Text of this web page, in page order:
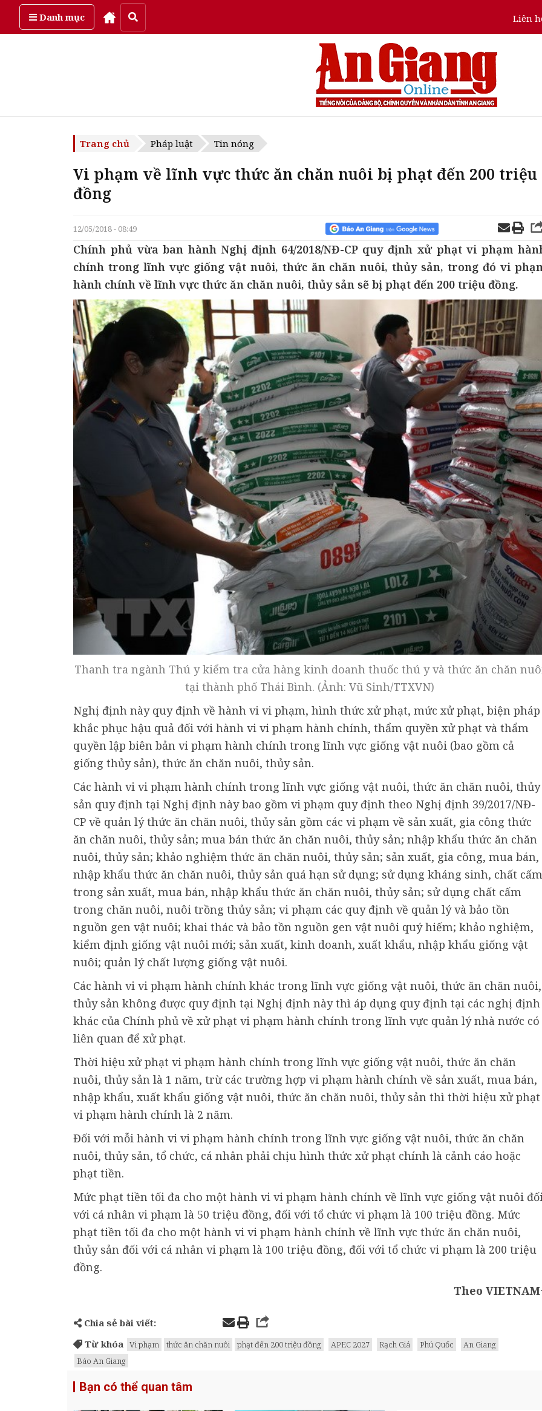
Danh mục Liên
Thứ bảy, ngày 8/08/2026
Trang chủ Pháp luật Tin nóng
Vi phạm về lĩnh vực thức ăn chăn nuôi bị phạt đến 200 triệu
đồng
12/05/2018 - 08:49
Chính phủ vừa ban hành Nghị định 64/2018/NĐ-CP quy định xử phạt vi phạm
chính trong lĩnh vực giống vật nuôi, thức ăn chăn nuôi, thủy sản, trong đó vi
hành chính về lĩnh vực thức ăn chăn nuôi, thủy sản sẽ bị phạt đến 200 triệu đồng.
Thanh tra ngành Thú y kiểm tra cửa hàng kinh doanh thuốc thú y và thức ăn chăn
tại thành phố Thái Bình. (Ảnh: Vũ Sinh/TTXVN)
Nghị định này quy định về hành vi vi phạm, hình thức xử phạt, mức xử phạt, biện pháp
khắc phục hậu quả đối với hành vi vi phạm hành chính, thẩm quyền xử phạt và thẩm
quyền lập biên bản vi phạm hành chính trong lĩnh vực giống vật nuôi (bao gồm cả
giống thủy sản), thức ăn chăn nuôi, thủy sản.
Các hành vi vi phạm hành chính trong lĩnh vực giống vật nuôi, thức ăn chăn nuôi, thủy
sản quy định tại Nghị định này bao gồm vi phạm quy định theo Nghị định 39/2017/NĐ-
CP về quản lý thức ăn chăn nuôi, thủy sản gồm các vi phạm về sản xuất, gia công thức
ăn chăn nuôi, thủy sản; mua bán thức ăn chăn nuôi, thủy sản; nhập khẩu thức ăn chăn
nuôi, thủy sản; khảo nghiệm thức ăn chăn nuôi, thủy sản; sản xuất, gia công, mua bán,
nhập khẩu thức ăn chăn nuôi, thủy sản quá hạn sử dụng; sử dụng kháng sinh, chất cấm
trong sản xuất, mua bán, nhập khẩu thức ăn chăn nuôi, thủy sản; sử dụng chất cấm
trong chăn nuôi, nuôi trồng thủy sản; vi phạm các quy định về quản lý và bảo tồn
nguồn gen vật nuôi; khai thác và bảo tồn nguồn gen vật nuôi quý hiếm; khảo nghiệm,
kiểm định giống vật nuôi mới; sản xuất, kinh doanh, xuất khẩu, nhập khẩu giống vật
nuôi; quản lý chất lượng giống vật nuôi.
Các hành vi vi phạm hành chính khác trong lĩnh vực giống vật nuôi, thức ăn chăn nuôi,
thủy sản không được quy định tại Nghị định này thì áp dụng quy định tại các nghị định
khác của Chính phủ về xử phạt vi phạm hành chính trong lĩnh vực quản lý nhà nước có
liên quan để xử phạt.
Thời hiệu xử phạt vi phạm hành chính trong lĩnh vực giống vật nuôi, thức ăn chăn
nuôi, thủy sản là 1 năm, trừ các trường hợp vi phạm hành chính về sản xuất, mua bán,
nhập khẩu, xuất khẩu giống vật nuôi, thức ăn chăn nuôi, thủy sản thì thời hiệu xử phạt
vi phạm hành chính là 2 năm.
Đối với mỗi hành vi vi phạm hành chính trong lĩnh vực giống vật nuôi, thức ăn chăn
nuôi, thủy sản, tổ chức, cá nhân phải chịu hình thức xử phạt chính là cảnh cáo hoặc
phạt tiền.
Mức phạt tiền tối đa cho một hành vi vi phạm hành chính về lĩnh vực giống vật nuôi
với cá nhân vi phạm là 50 triệu đồng, đối với tổ chức vi phạm là 100 triệu đồng. Mức
phạt tiền tối đa cho một hành vi vi phạm hành chính về lĩnh vực thức ăn chăn nuôi,
thủy sản đối với cá nhân vi phạm là 100 triệu đồng, đối với tổ chức vi phạm là 200 triệu
đồng.
Theo
Chia sẻ bài viết:
Từ khóa
Vi phạm thức ăn chăn nuôi phạt đến 200 triệu đồng APEC 2027 Rạch Giá Phú Quốc
An Giang
Báo An Giang
Bạn có thể quan tâm